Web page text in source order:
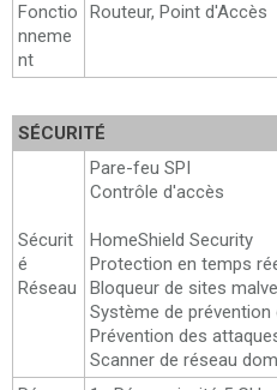
Fonctio
nneme
nt
Routeur, Point d'Accès
SÉCURITÉ
Sécurit
é
Réseau
Pare-feu SPI
Contrôle d'accès
HomeShield Security
Protection en temps
Bloqueur de sites
Système de
Prévention des
Scanner de réseau